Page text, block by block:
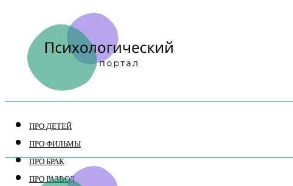
ПРО ДЕТЕЙ
ПРО ФИЛЬМЫ
ПРО БРАК
ПРО РАЗВОД